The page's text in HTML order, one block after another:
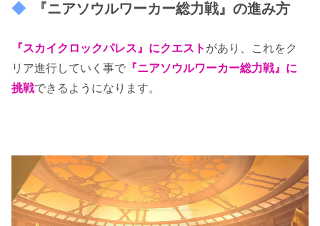
『ニアソウルワーカー総力戦』の進み方
『スカイクロックパレス』にクエスト があり、これをク
リア進行していく事で 『ニアソウルワーカー総力戦』に
挑戦できるようになります。